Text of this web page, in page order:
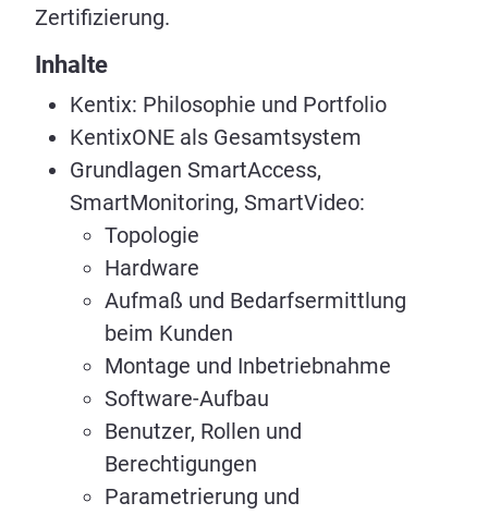
Zertifizierung.
Inhalte
Kentix: Philosophie und Portfolio
KentixONE als Gesamtsystem
Grundlagen SmartAccess,
SmartMonitoring, SmartVideo:
Topologie
Hardware
Aufmaß und Bedarfsermittlung
beim Kunden
Montage und Inbetriebnahme
Software-Aufbau
Benutzer, Rollen und
Berechtigungen
Parametrierung und